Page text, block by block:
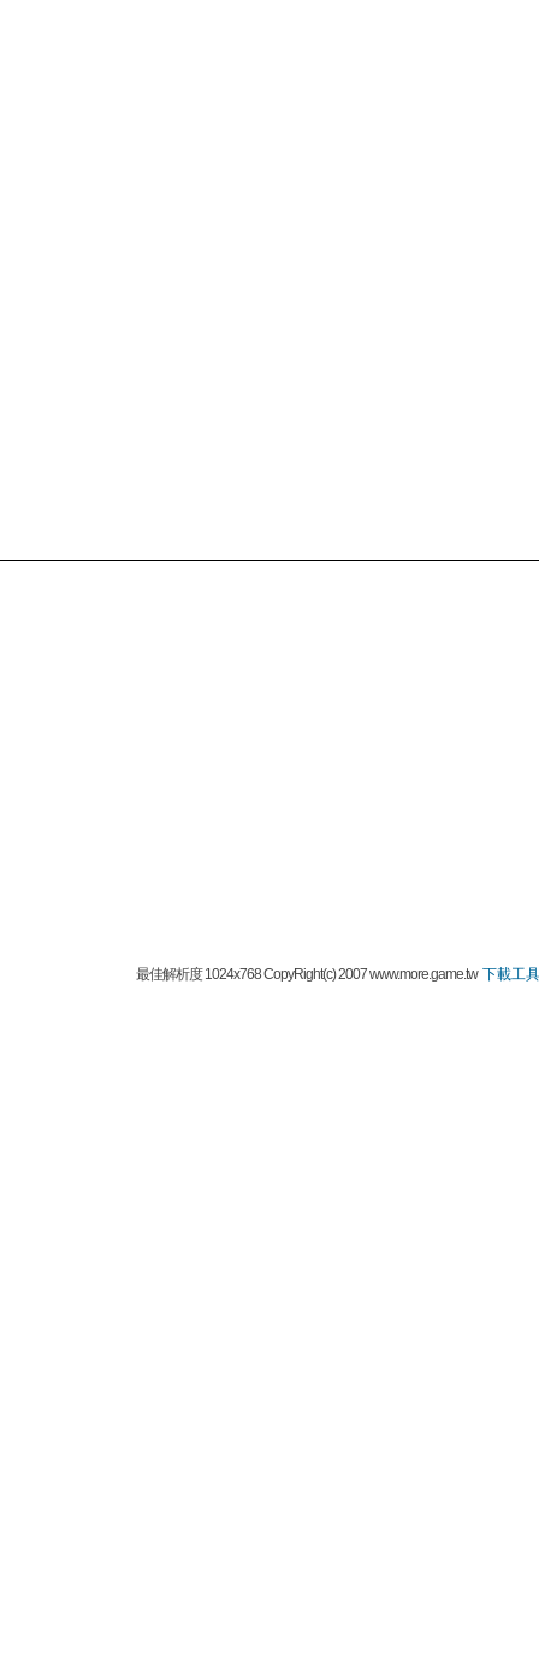
最佳解析度 1024x768 CopyRight(c) 2007 www.more.game.tw下載工